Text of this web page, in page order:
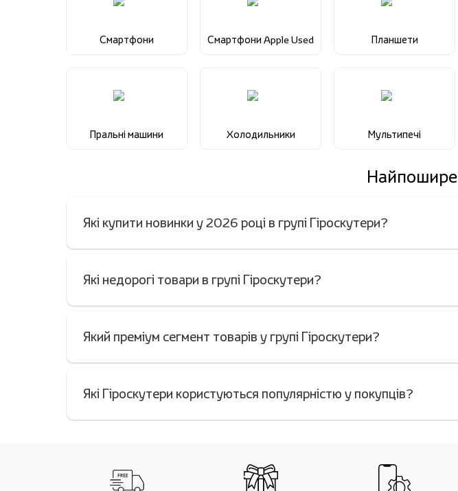
Смартфони Смартфони Apple Used Планшети
Пральні машини Холодильники Мультипечі
Які купити новинки у 2026 році в групі Гіроскутери?
Які недорогі товари в групі Гіроскутери?
Який преміум сегмент товарів у групі Гіроскутери?
Які Гіроскутери користуються популярністю у покупців?